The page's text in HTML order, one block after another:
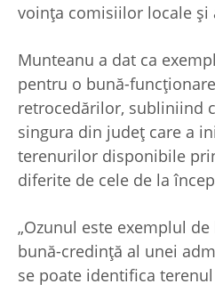
voinţa comisiilor locale
Munteanu a dat ca
pentru o bună-
retrocedărilor, subliniind
singura din judeţ care a
terenurilor disponibile
diferite de cele de la
„Ozunul este exemplul
bună-credinţă al unei
se poate identifica